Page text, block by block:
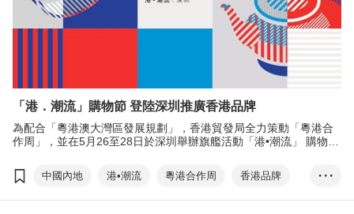
「港．潮流」購物節 登陸深圳推廣香港品牌
為配合「粵港澳大灣區發展規劃」，香港貿發局全力策動「粵港合
作周」，並在5月26至28日於深圳舉辦旗艦活動「港•潮流」 購物節
局。
中國內地 港•潮流 粵港合作周
香港品牌
梁國浩
微信商城 香港設計產品匯展
• • •